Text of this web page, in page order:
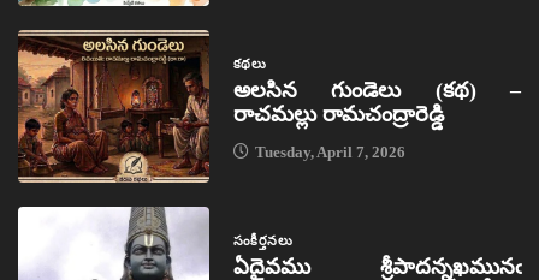
కథలు
అలసిన గుండెలు (కథ) –
రాచమల్లు రామచంద్రారెడ్డి
Tuesday, April 7, 2026
సంకీర్తనలు
ఏదైవము శ్రీపాదన్నఖమునఁ